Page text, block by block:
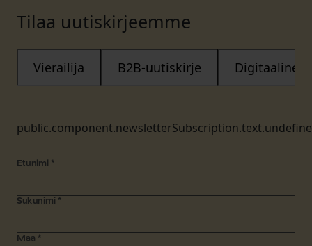
Tilaa uutiskirjeemme
Vierailija B2B-uutiskirje Digitaalinen
Etunimi *
Sukunimi *
Maa *